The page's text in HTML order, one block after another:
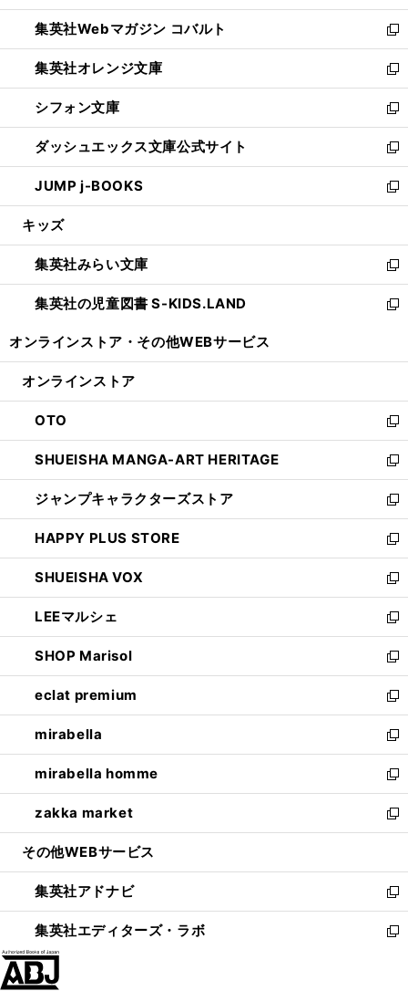
開
く
ウ
で
開
く
ン
ド
ウ
で
開
く
ウ
ィ
ン
ド
ウ
で
開
く
集英社Webマガジン コバルト
新
し
い
ウ
ィ
ン
ド
ウ
で
開
集英社オレンジ文庫
新
し
い
ウ
ィ
ン
ド
ウ
開
く
シフォン文庫
新
し
い
ウ
ィ
ン
ウ
で
開
く
ダッシュエックス文庫公式サイト
新
し
い
ウ
ン
ド
ウ
で
JUMP j-BOOKS
新
し
ウ
ィ
ン
ド
開
キッズ
集英社みらい文庫
新
し
い
ン
ウ
で
開
く
集英社の児童図書 S-KIDS.LAND
新
ウ
ン
ド
ウ
で
開
く
オンラインストア・ その他WEBサービス
オンラインストア
OTO
新
し
い
ウ
ィ
ン
ド
ウ
で
開
く
SHUEISHA MANGA-ART HERITAGE
新
し
い
ウ
ィ
ン
ド
ウ
で
開
く
ジャンプキャラクターズストア
新
し
い
ウ
ィ
ン
ド
ウ
で
開
く
HAPPY PLUS STORE
新
し
い
ウ
ィ
ン
ド
ウ
で
開
く
SHUEISHA VOX
新
し
い
ウ
ィ
ン
ド
ウ
で
開
く
LEEマルシェ
新
し
い
ウ
ィ
ン
ド
ウ
で
開
く
SHOP Marisol
新
し
い
ウ
ィ
ン
ド
ウ
で
開
eclat premium
新
し
い
ウ
ィ
ン
ド
ウ
開
く
mirabella
新
し
い
ウ
ィ
ン
ウ
で
開
く
mirabella homme
新
し
い
ウ
ン
ド
ウ
で
zakka market
新
し
ウ
ィ
ン
ド
その他WEBサービス
集英社アドナビ
新
し
い
集英社エディターズ・ラボ
新